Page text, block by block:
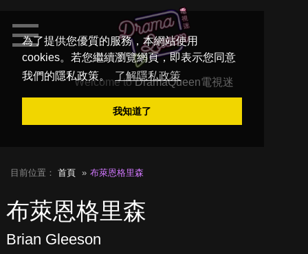
為了提供您優質的服務，本網站使用
cookies。若您繼續瀏覽網頁，即表示您同意
我們的隱私政策。
了解隱私政策
我知道了
Welcome toDramaQueen電視迷
目前位置： 首頁 布萊恩格里森
布萊恩格里森
Brian Gleeson